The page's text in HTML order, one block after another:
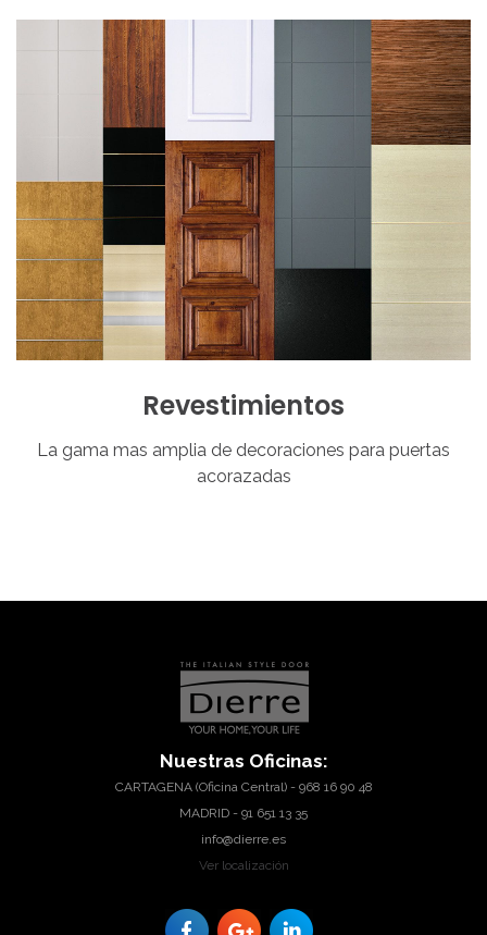
Revestimientos
La gama mas amplia de decoraciones para puertas
acorazadas
Nuestras Oficinas:
CARTAGENA (Oficina Central) - 968 16 90 48
MADRID - 91 651 13 35
info@dierre.es
Ver localización